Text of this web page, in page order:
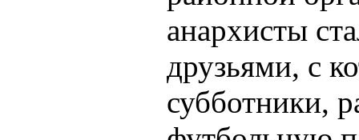
анархисты
друзьями, с
субботники,